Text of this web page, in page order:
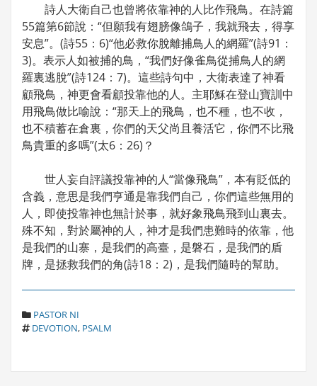
詩人大衛自己也曾將依靠神的人比作飛鳥。在詩篇
55篇第6節說：“但願我有翅膀像鴿子，我就飛去，得享
安息”。(詩55：6)“他必救你脫離捕鳥人的網羅”(詩91：
3)。表示人如被捕的鳥，“我們好像雀鳥從捕鳥人的網
羅裏逃脫”(詩124：7)。這些詩句中，大衛表達了神看
顧飛鳥，神更會看顧投靠他的人。主耶穌在登山寶訓中
用飛鳥做比喻說：“那天上的飛鳥，也不種，也不收，
也不積蓄在倉裏，你們的天父尚且養活它，你們不比飛
鳥貴重的多嗎”(太6：26)？
世人妄自評議投靠神的人“當像飛鳥”，本有貶低的
含義，意思是我們亨通是靠我們自己，你們這些無用的
人，即使投靠神也無計於事，就好象飛鳥飛到山裏去。
殊不知，對於屬神的人，神才是我們患難時的依靠，他
是我們的山寨，是我們的高臺，是磐石，是我們的盾
牌，是拯救我們的角(詩18：2)，是我們隨時的幫助。
C
A
PASTOR NI
T
DEVOTION, PSALM